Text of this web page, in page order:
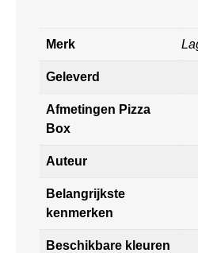
Merk
Geleverd
Afmetingen Pizza
Box
Auteur
Belangrijkste
kenmerken
Beschikbare kleuren